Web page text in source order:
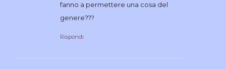
fanno a permettere una cosa del
genere???
Rispondi